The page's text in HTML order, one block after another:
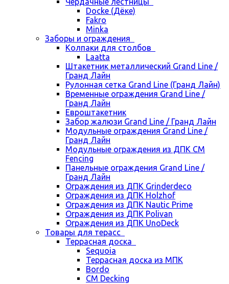
Docke (Дёке)
Fakro
Minka
Заборы и ограждения
Колпаки для столбов
Laatta
Штакетник металлический Grand Line /
Гранд Лайн
Рулонная сетка Grand Line (Гранд Лайн)
Временные ограждения Grand Line /
Гранд Лайн
Евроштакетник
Забор жалюзи Grand Line / Гранд Лайн
Модульные ограждения Grand Line /
Гранд Лайн
Модульные ограждения из ДПК CM
Fencing
Панельные ограждения Grand Line /
Гранд Лайн
Ограждения из ДПК Grinderdeco
Ограждения из ДПК Holzhof
Ограждения из ДПК Nautic Prime
Ограждения из ДПК Polivan
Ограждения из ДПК UnoDeck
Товары для терасс
Террасная доска
Sequoia
Террасная доска из МПК
Bordo
CM Decking